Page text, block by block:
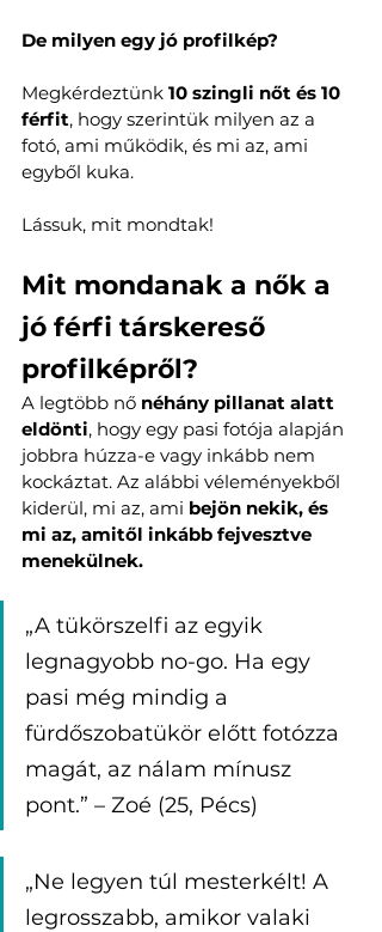
De milyen egy jó profilkép?
Megkérdeztünk 10 szingli nőt és 10
férfit, hogy szerintük milyen az a
fotó, ami működik, és mi az, ami
egyből kuka.
Lássuk, mit mondtak!
Mit mondanak a nők a
jó férfi társkereső
profilképről?
A legtöbb nő néhány pillanat alatt
eldönti, hogy egy pasi fotója alapján
jobbra húzza-e vagy inkább nem
kockáztat. Az alábbi véleményekből
kiderül, mi az, ami bejön nekik, és
mi az, amitől inkább fejvesztve
menekülnek.
„A tükörszelfi az egyik
legnagyobb no-go. Ha egy
pasi még mindig a
fürdőszobatükör előtt fotózza
magát, az nálam mínusz
pont.” – Zoé (25, Pécs)
„Ne legyen túl mesterkélt! A
legrosszabb, amikor valaki